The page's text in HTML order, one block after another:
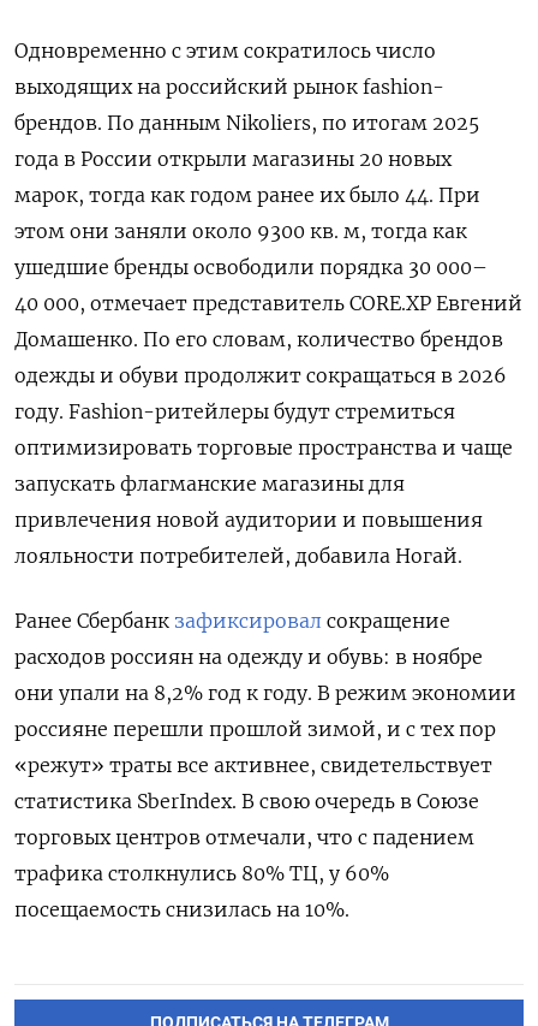
Одновременно с этим сократилось число
выходящих на российский рынок fashion-
брендов. По данным Nikoliers, по итогам 2025
года в России открыли магазины 20 новых
марок, тогда как годом ранее их было 44. При
этом они заняли около 9300 кв. м, тогда как
ушедшие бренды освободили порядка 30 000–
40 000, отмечает представитель CORE.XP Евгений
Домашенко. По его словам, количество брендов
одежды и обуви продолжит сокращаться в 2026
году. Fashion-ритейлеры будут стремиться
оптимизировать торговые пространства и чаще
запускать флагманские магазины для
привлечения новой аудитории и повышения
лояльности потребителей, добавила Ногай.
Ранее Сбербанк зафиксировал сокращение
расходов россиян на одежду и обувь: в ноябре
они упали на 8,2% год к году. В режим экономии
россияне перешли прошлой зимой, и с тех пор
«режут» траты все активнее, свидетельствует
статистика SberIndex. В свою очередь в Союзе
торговых центров отмечали, что с падением
трафика столкнулись 80% ТЦ, у 60%
посещаемость снизилась на 10%.